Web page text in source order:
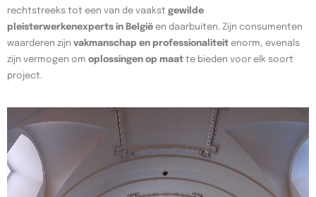
rechtstreeks tot een van de vaakst gewilde
pleisterwerkenexperts in België en daarbuiten. Zijn consumenten
waarderen zijn vakmanschap en professionaliteit enorm, evenals
zijn vermogen om oplossingen op maat te bieden voor elk soort
project.